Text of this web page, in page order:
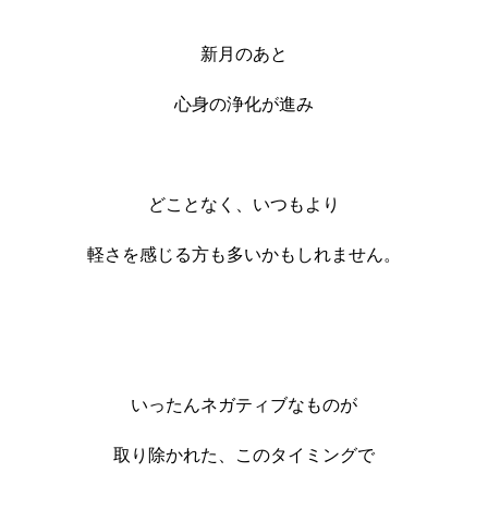
新月のあと
心身の浄化が進み
どことなく、いつもより
軽さを感じる方も多いかもしれません。
いったんネガティブなものが
取り除かれた、このタイミングで